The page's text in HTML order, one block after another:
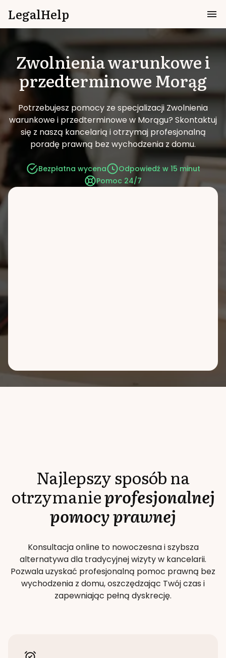
LegalHelp
Zwolnienia warunkowe i
przedterminoweMorąg
Potrzebujesz pomocy ze specjalizacji Zwolnienia
warunkowe i przedterminowe w Morągu? Skontaktuj
się z naszą kancelarią i otrzymaj profesjonalną
poradę prawną bez wychodzenia z domu.
Bezpłatna wycena
Odpowiedź w 15 minut
Pomoc 24/7
Najlepszy sposób na
otrzymanieprofesjonalnej
pomocy prawnej
Konsultacja online to nowoczesna i szybsza
alternatywa dla tradycyjnej wizyty w kancelarii.
Pozwala uzyskać profesjonalną pomoc prawną bez
wychodzenia z domu, oszczędzając Twój czas i
zapewniając pełną dyskrecję.